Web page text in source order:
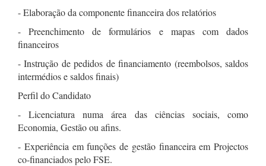
- Elaboração da componente financeira dos relatórios
- Preenchimento de formulários e mapas com dados
financeiros
- Instrução de pedidos de financiamento (reembolsos, saldos
intermédios e saldos finais)
Perfil do Candidato
- Licenciatura numa área das ciências sociais, como
Economia, Gestão ou afins.
- Experiência em funções de gestão financeira em Projectos
co-financiados pelo FSE.